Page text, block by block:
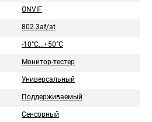
ONVIF
802.3af/at
-10°С...+50°С
Монитор-тестер
Универсальный
Поддерживаемый
Сенсорный